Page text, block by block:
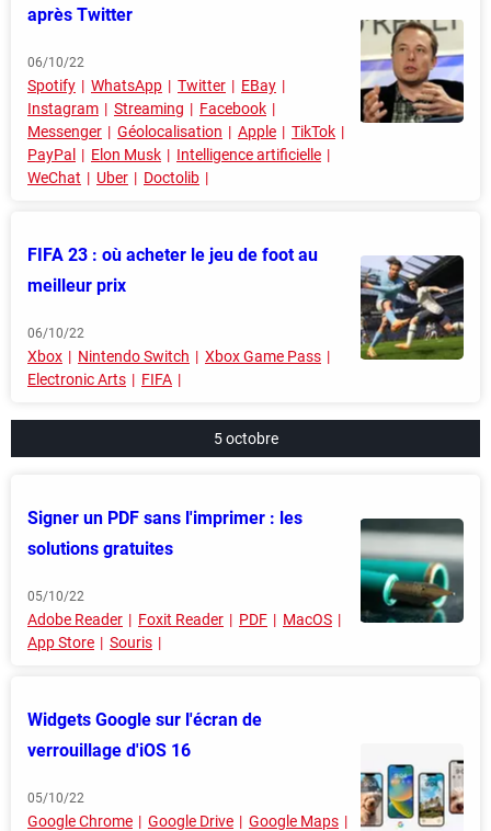
après Twitter
06/10/22
Spotify WhatsApp Twitter
EBay
Instagram
Streaming
Facebook
Messenger
Géolocalisation Apple
TikTok
PayPal
Elon Musk
Intelligence artificielle
WeChat
Uber Doctolib
FIFA 23 : où acheter le jeu de foot au
meilleur prix
06/10/22
Xbox Nintendo Switch
Xbox Game Pass
Electronic Arts
FIFA
5 octobre
Signer un PDF sans l'imprimer : les
solutions gratuites
05/10/22
Adobe Reader Foxit Reader PDF
MacOS
App Store
Souris
Widgets Google sur l'écran de
verrouillage d'iOS 16
05/10/22
Google Chrome Google Drive
Google Maps